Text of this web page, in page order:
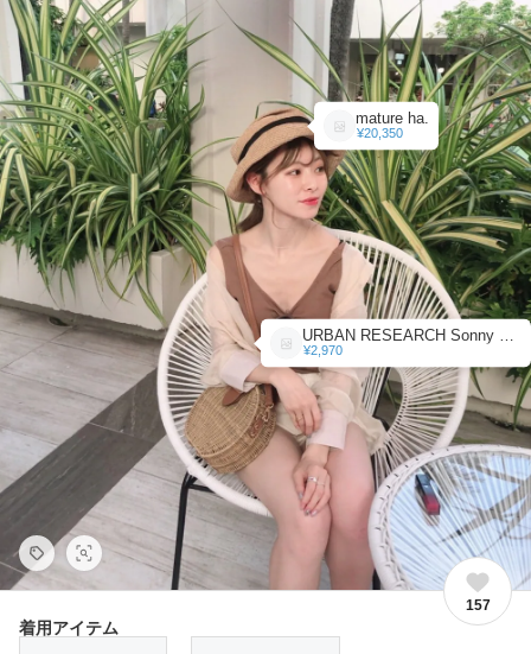
mature ha.
¥20,350
¥2,970
157
着用アイテム